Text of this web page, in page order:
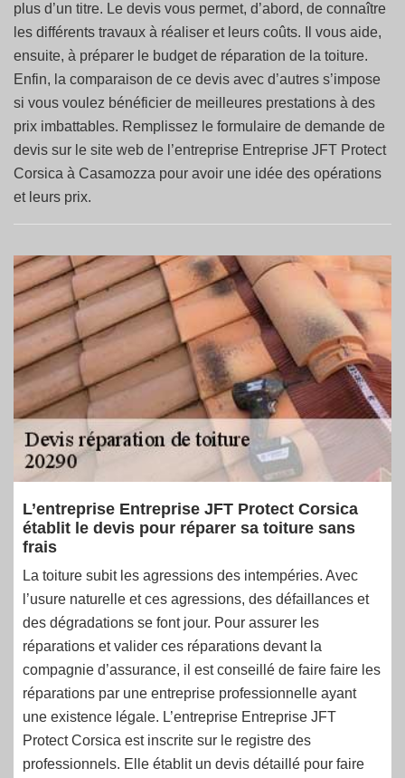
plus d’un titre. Le devis vous permet, d’abord, de connaître
les différents travaux à réaliser et leurs coûts. Il vous aide,
ensuite, à préparer le budget de réparation de la toiture.
Enfin, la comparaison de ce devis avec d’autres s’impose
si vous voulez bénéficier de meilleures prestations à des
prix imbattables. Remplissez le formulaire de demande de
devis sur le site web de l’entreprise Entreprise JFT Protect
Corsica à Casamozza pour avoir une idée des opérations
et leurs prix.
L’entreprise Entreprise JFT Protect Corsica
établit le devis pour réparer sa toiture sans
frais
La toiture subit les agressions des intempéries. Avec
l’usure naturelle et ces agressions, des défaillances et
des dégradations se font jour. Pour assurer les
réparations et valider ces réparations devant la
compagnie d’assurance, il est conseillé de faire faire les
réparations par une entreprise professionnelle ayant
une existence légale. L’entreprise Entreprise JFT
Protect Corsica est inscrite sur le registre des
professionnels. Elle établit un devis détaillé pour faire